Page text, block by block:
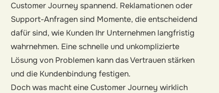
Customer Journey spannend. Reklamationen oder
Support-Anfragen sind Momente, die entscheidend
dafür sind, wie Kunden Ihr Unternehmen langfristig
wahrnehmen. Eine schnelle und unkomplizierte
Lösung von Problemen kann das Vertrauen stärken
und die Kundenbindung festigen.
Doch was macht eine Customer Journey wirklich